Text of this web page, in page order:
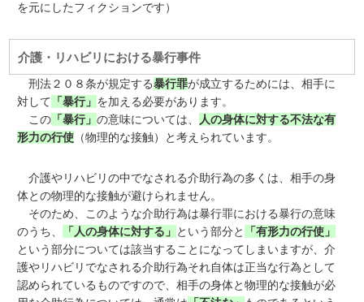
を元にしたフィクションです）
介護・リハビリにおける暴行事件
刑法２０８条が規定する暴行罪が成立するためには、相手に
対して 「暴行」 を加える必要があります。
この 「暴行」の意味については、
人の身体に対する不法な有
形力の行使 （物理的な接触）と考えられています。
介護やリハビリの中でなされる介助行為の多くは、相手の身
体との物理的な接触が避けられません。
そのため、このような介助行為は暴行罪における暴行の意味
のうち、
「人の身体に対する」 という部分と
「有形力の行使」
という部分については該当することになってしまいますが、介
護やリハビリでなされる介助行為それ自体は正当な行為として
認められているものですので、相手の身体と物理的な接触が必